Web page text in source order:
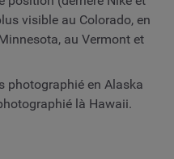
visible au Colorado, en
au Vermont et
photographié en Alaska
là Hawaii.